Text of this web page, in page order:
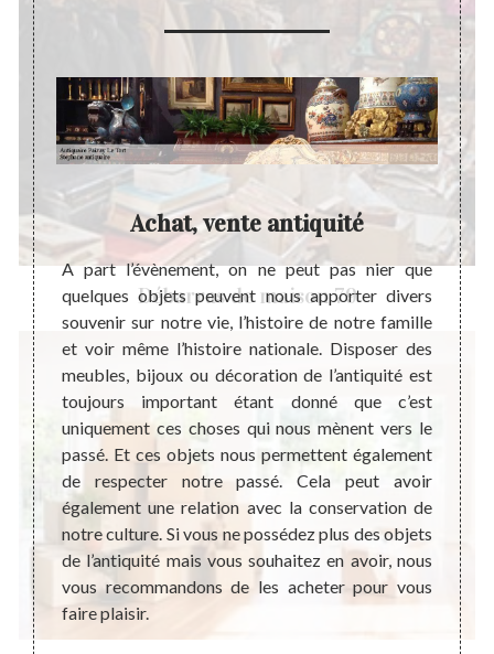
Débarras de maison 79
il est
ne
que
le
vos
Achat, vente antiquité
A part l’évènement, on ne peut pas nier que
quelques objets peuvent nous apporter divers
souvenir sur notre vie, l’histoire de notre famille
et voir même l’histoire nationale. Disposer des
meubles, bijoux ou décoration de l’antiquité est
toujours important étant donné que c’est
uniquement ces choses qui nous mènent vers le
passé. Et ces objets nous permettent également
de respecter notre passé. Cela peut avoir
également une relation avec la conservation de
notre culture. Si vous ne possédez plus des objets
de l’antiquité mais vous souhaitez en avoir, nous
vous recommandons de les acheter pour vous
faire plaisir.
A nos
un
droit
lui